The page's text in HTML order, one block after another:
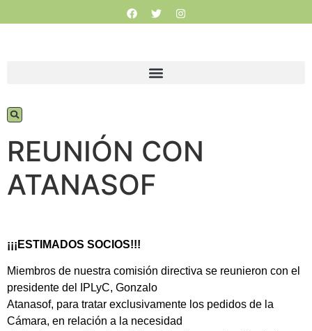
REUNIÓN CON
ATANASOF
¡¡¡ESTIMADOS SOCIOS!!!
Miembros de nuestra comisión directiva se reunieron con el
presidente del IPLyC, Gonzalo
Atanasof, para tratar exclusivamente los pedidos de la
Cámara, en relación a la necesidad